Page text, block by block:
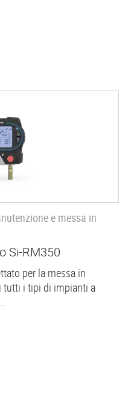
e messa in
Si-RM350
per la messa in
tutti i tipi di impianti a